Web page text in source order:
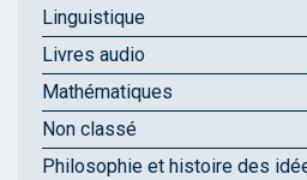
Linguistique
Livres audio
Mathématiques
Non classé
Philosophie et histoire des